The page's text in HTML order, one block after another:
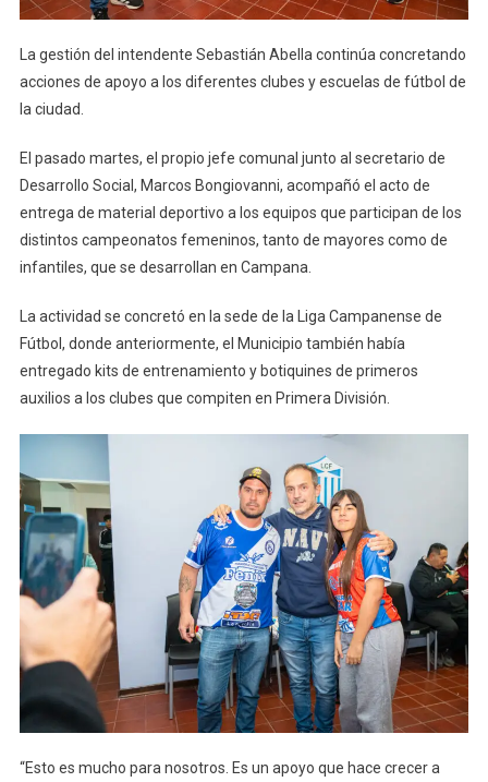
La gestión del intendente Sebastián Abella continúa concretando
acciones de apoyo a los diferentes clubes y escuelas de fútbol de
la ciudad.
El pasado martes, el propio jefe comunal junto al secretario de
Desarrollo Social, Marcos Bongiovanni, acompañó el acto de
entrega de material deportivo a los equipos que participan de los
distintos campeonatos femeninos, tanto de mayores como de
infantiles, que se desarrollan en Campana.
La actividad se concretó en la sede de la Liga Campanense de
Fútbol, donde anteriormente, el Municipio también había
entregado kits de entrenamiento y botiquines de primeros
auxilios a los clubes que compiten en Primera División.
“Esto es mucho para nosotros. Es un apoyo que hace crecer a